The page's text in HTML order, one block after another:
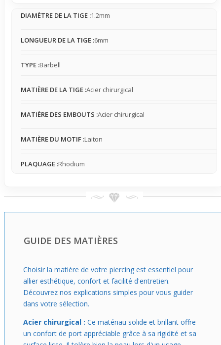
taille réduite et sa forme simple facilitent une association
plus affirmé.
bien dans un style discret avec une pointe d'attitude. Il
personnalité tout en restant en retrait, idéal pour un
usage régulier où la discrétion prime. Ce piercing est un
caractère au quotidien.
DIAMÈTRE DE LA TIGE :1.2mm
LONGUEUR DE LA TIGE :6mm
TYPE :Barbell
MATIÈRE DE LA TIGE :Acier chirurgical
MATIÈRE DES EMBOUTS :Acier chirurgical
MATIÈRE DU MOTIF :Laiton
PLAQUAGE :Rhodium
GUIDE DES MATIÈRES
Choisir la matière de votre piercing est essentiel pour
allier esthétique, confort et facilité d'entretien.
Découvrez nos explications simples pour vous guider
dans votre sélection.
Acier chirurgical : Ce matériau solide et brillant offre
un confort de port appréciable grâce à sa rigidité et sa